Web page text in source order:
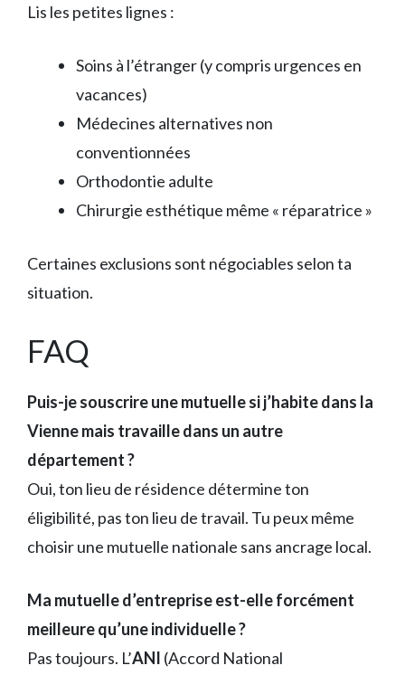
Lis les petites lignes :
Soins à l’étranger (y compris urgences en
vacances)
Médecines alternatives non
conventionnées
Orthodontie adulte
Chirurgie esthétique même « réparatrice »
Certaines exclusions sont négociables selon ta
situation.
FAQ
Puis-je souscrire une mutuelle si j’habite dans la
Vienne mais travaille dans un autre
département ?
Oui, ton lieu de résidence détermine ton
éligibilité, pas ton lieu de travail. Tu peux même
choisir une mutuelle nationale sans ancrage local.
Ma mutuelle d’entreprise est-elle forcément
meilleure qu’une individuelle ?
Pas toujours. L’ANI (Accord National